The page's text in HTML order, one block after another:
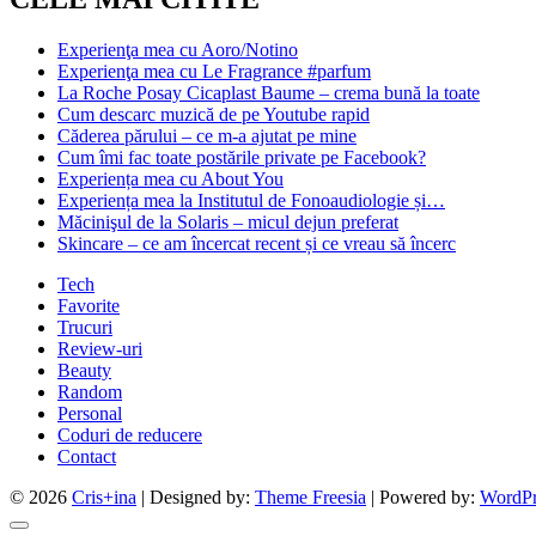
Experienţa mea cu Aoro/Notino
Experienţa mea cu Le Fragrance #parfum
La Roche Posay Cicaplast Baume – crema bună la toate
Cum descarc muzică de pe Youtube rapid
Căderea părului – ce m-a ajutat pe mine
Cum îmi fac toate postările private pe Facebook?
Experiența mea cu About You
Experiența mea la Institutul de Fonoaudiologie și…
Măcinişul de la Solaris – micul dejun preferat
Skincare – ce am încercat recent și ce vreau să încerc
Tech
Favorite
Trucuri
Review-uri
Beauty
Random
Personal
Coduri de reducere
Contact
© 2026 Cris+ina | Designed by: Theme Freesia | Powered by: